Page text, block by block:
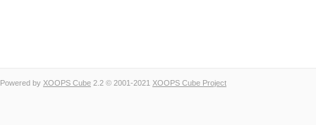
Powered by XOOPS Cube 2.2 © 2001-2021 XOOPS Cube Project